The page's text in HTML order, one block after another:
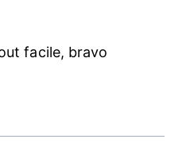
facile, bravo